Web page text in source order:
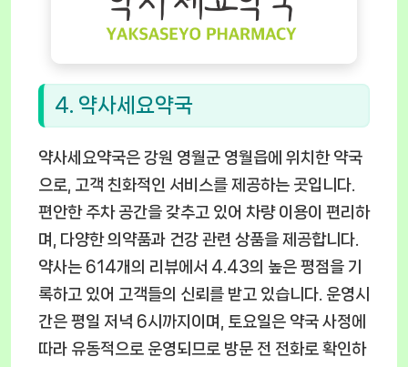
4. 약사세요약국
약사세요약국은 강원 영월군 영월읍에 위치한 약국
으로, 고객 친화적인 서비스를 제공하는 곳입니다.
편안한 주차 공간을 갖추고 있어 차량 이용이 편리하
며, 다양한 의약품과 건강 관련 상품을 제공합니다.
약사는 614개의 리뷰에서 4.43의 높은 평점을 기
록하고 있어 고객들의 신뢰를 받고 있습니다. 운영시
간은 평일 저녁 6시까지이며, 토요일은 약국 사정에
따라 유동적으로 운영되므로 방문 전 전화로 확인하